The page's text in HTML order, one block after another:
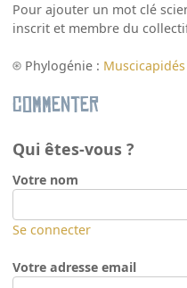
Pour ajouter un mot clé
inscrit et membre du
Phylogénie : Muscicapidés
Commenter
Qui êtes-vous ?
Votre nom
Se connecter
Votre adresse email